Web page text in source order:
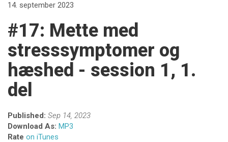
14. september 2023
#17: Mette med
stresssymptomer og
hæshed - session 1, 1.
del
Published: Sep 14, 2023
Download As: MP3
Rate on iTunes